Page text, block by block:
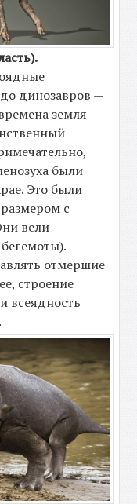
динозавров —
земля
были
Это были
с
вели
отмершие
строение
всеядность